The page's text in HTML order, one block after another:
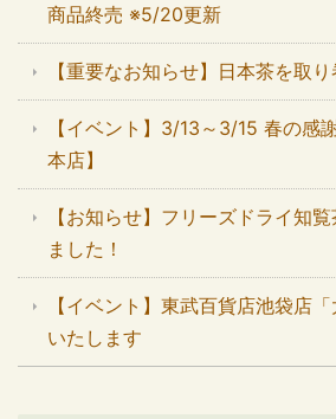
商品終売 ※5/20更新
【重要なお知らせ】日本茶を取
【イベント】3/13～3/15 春の感
本店】
【お知らせ】フリーズドライ知
ました！
【イベント】東武百貨店池袋店
いたします